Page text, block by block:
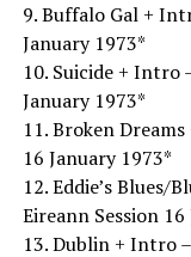
9. Buffalo Gal +
January 1973*
10. Suicide + Intro
January 1973*
11. Broken
16 January 1973*
12. Eddie’s Blues/
Eireann Session
13. Dublin + Intro